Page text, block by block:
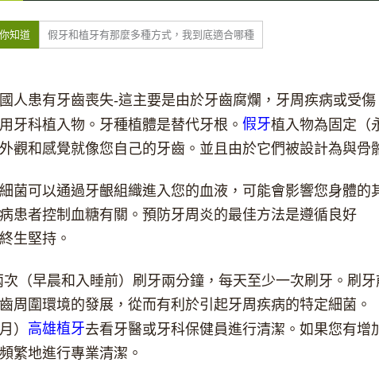
知道 假牙和植牙有那麼多種方式，我到底適合哪種
人患有牙齒喪失-這主要是由於牙齒腐爛，牙周疾病或受
牙科植入物。牙種植體是替代牙根。 假牙植入物為固定（
觀和感覺就像您自己的牙齒。並且由於它們被設計為與
菌可以通過牙齦組織進入您的血液，可能會影響您身體
患者控制血糖有關。預防牙周炎的最佳方法是遵循良好
生堅持。
（早晨和入睡前）刷牙兩分鐘，每天至少一次刷牙。刷
周圍環境的發展，從而有利於引起牙周疾病的特定細菌。
） 高雄植牙去看牙醫或牙科保健員進行清潔。如果您有
繁地進行專業清潔。